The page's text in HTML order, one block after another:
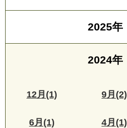
2025年
2024年
12月(1) 9月(2)
6月(1) 4月(1)